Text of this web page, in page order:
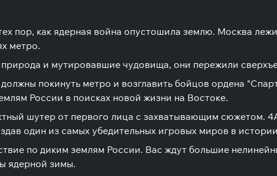
пор, как ядерная война опустошила землю. Москва
метро.
природа и мутировавшие чудовища, они пережили
покинуть метро и возглавить бойцов ордена
России в поисках новой жизни на Востоке.
шутер от первого лица с захватывающим сюжетом.
один из самых убедительных игровых миров в
по диким землям России. Вас ждут большие
ядерной зимы.